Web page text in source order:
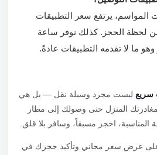
يرتفع سعر التطبيقات
من لحظة الحجز. كذلك نوفر ساعة
ما لا تقدمه التطبيقات عادةً.
ليست مجرد وسيلة نقل — بل هي
المنزل حتى وصولك إلى مطار
المناسبة، احجز مسبقاً، وسافر بلا قلق.
عرض سعر مجاني وتأكيد حجزك في